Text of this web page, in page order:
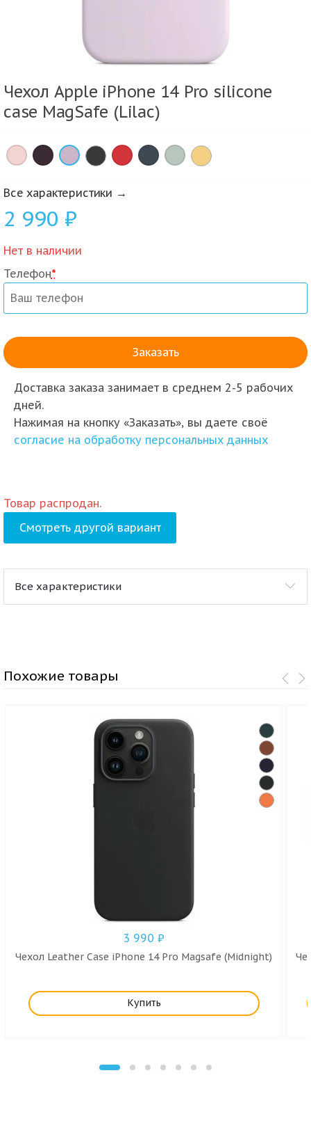
Чехол Apple iPhone 14 Pro silicone
case MagSafe (Lilac)
× × × × × ×
Все характеристики →
2 990 ₽
Нет в наличии
Телефон*
Доставка заказа занимает в среднем 2-5 рабочих
дней.
Нажимая на кнопку «Заказать», вы даете своё
согласие на обработку персональных данных
Товар распродан.
Смотреть другой вариант
Все характеристики
Похожие товары
3 990 ₽
Чехол Leather Case iPhone 14 Pro Magsafe (Midnight)
Купить